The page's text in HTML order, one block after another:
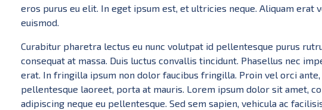
eros purus eu elit. In eget ipsum est, et ultricies neque. Aliquam
euismod.
Curabitur pharetra lectus eu nunc volutpat id pellentesque purus
consequat at massa. Duis luctus convallis tincidunt. Phasellus nec
erat. In fringilla ipsum non dolor faucibus fringilla. Proin vel orci
pellentesque laoreet, porta at mauris. Lorem ipsum dolor sit amet,
adipiscing neque eu pellentesque. Sed sem sapien, vehicula ac